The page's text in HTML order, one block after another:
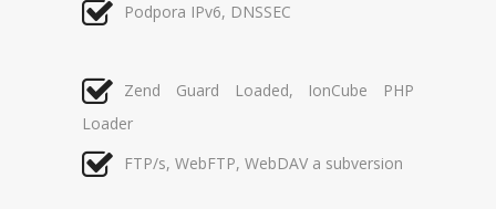
Podpora IPv6, DNSSEC
Zend Guard Loaded, IonCube PHP
Loader
FTP/s, WebFTP, WebDAV a subversion